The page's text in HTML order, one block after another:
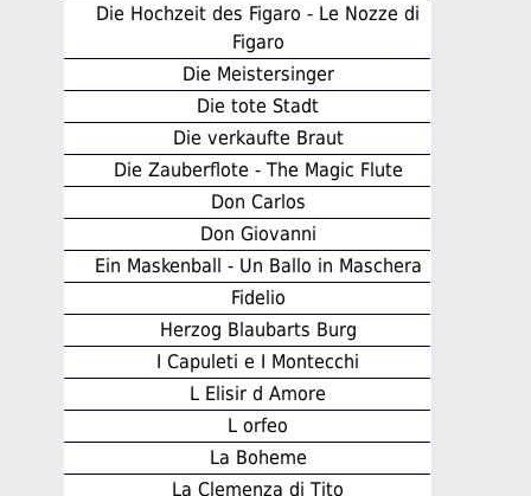
Die Hochzeit des Figaro - Le Nozze di
Figaro
Die Meistersinger
Die tote Stadt
Die verkaufte Braut
Die Zauberflote - The Magic Flute
Don Carlos
Don Giovanni
Ein Maskenball - Un Ballo in Maschera
Fidelio
Herzog Blaubarts Burg
I Capuleti e I Montecchi
L Elisir d Amore
L orfeo
La Boheme
La Clemenza di Tito